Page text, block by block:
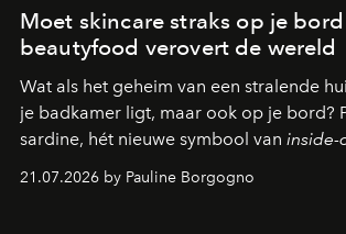
Moet skincare straks op je
beautyfood verovert de wereld
Wat als het geheim van een stralende
je badkamer ligt, maar ook op je bord?
sardine, hét nieuwe symbool van inside-
kijker met twee gastronomische creaties.
21.07.2026 by Pauline Borgogno